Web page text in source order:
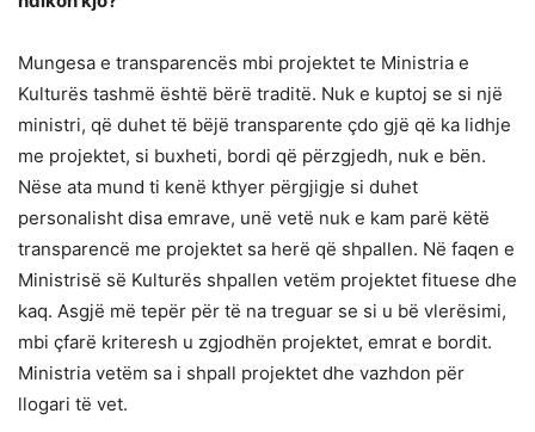
Mungesa e transparencës mbi projektet te Ministria e
Kulturës tashmë është bërë traditë. Nuk e kuptoj se si një
ministri, që duhet të bëjë transparente çdo gjë që ka lidhje
me projektet, si buxheti, bordi që përzgjedh, nuk e bën.
Nëse ata mund ti kenë kthyer përgjigje si duhet
personalisht disa emrave, unë vetë nuk e kam parë këtë
transparencë me projektet sa herë që shpallen. Në faqen e
Ministrisë së Kulturës shpallen vetëm projektet fituese dhe
kaq. Asgjë më tepër për të na treguar se si u bë vlerësimi,
mbi çfarë kriteresh u zgjodhën projektet, emrat e bordit.
Ministria vetëm sa i shpall projektet dhe vazhdon për
llogari të vet.